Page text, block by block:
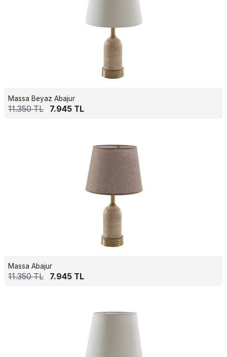
Massa Beyaz Abajur
11.350TL 7.945 TL
Massa Abajur
11.350TL 7.945 TL